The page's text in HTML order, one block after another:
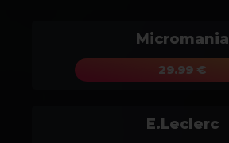
Micromania
29.99 €
E.Leclerc